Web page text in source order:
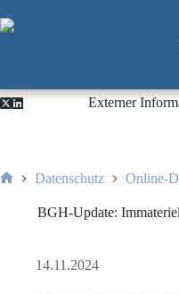
Inhalt
Externer
Datenschutz Online-
BGH-Update:
14.11.2024